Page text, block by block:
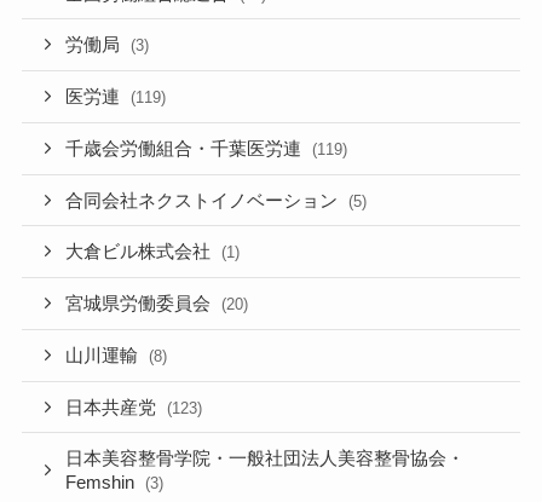
労働局 (3)
医労連 (119)
千歳会労働組合・千葉医労連 (119)
合同会社ネクストイノベーション (5)
大倉ビル株式会社 (1)
宮城県労働委員会 (20)
山川運輸 (8)
日本共産党 (123)
日本美容整骨学院・一般社団法人美容整骨協会・
Femshin
(3)